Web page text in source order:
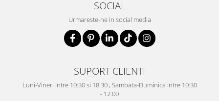
SOCIAL
Urmareste-ne in social media
SUPORT CLIENTI
Luni-Vineri intre 10:30 si 18:30 , Sambata-Duminica intre 10:30
- 12:00